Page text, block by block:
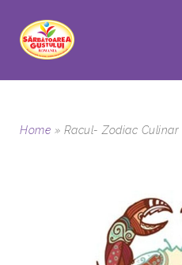
Home » Racul- Zodiac Culinar